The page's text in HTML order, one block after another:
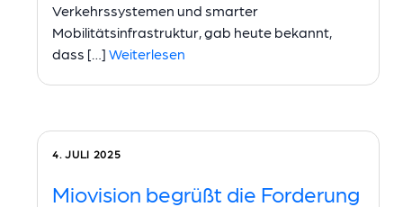
Verkehrssystemen und smarter
Mobilitätsinfrastruktur, gab heute bekannt,
dass […] Weiterlesen
4. JULI 2025
Miovision begrüßt die Forderung